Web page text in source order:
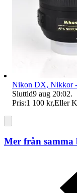
Nikon DX, Nikkor
Sluttid9 aug 20:02.
Pris:1 100 kr,Eller
Mer från samma